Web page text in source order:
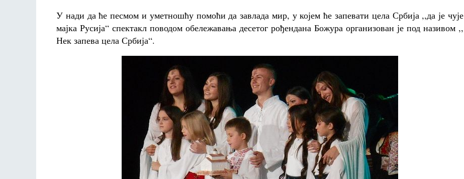
У нади да ће песмом и уметношћу помоћи да завлада мир, у којем ће запевати цела Србија ,,да је чује
мајка Русија“ спектакл поводом обележавања десетог рођендана Божура организован је под називом ,,
Нек запева цела Србија“.